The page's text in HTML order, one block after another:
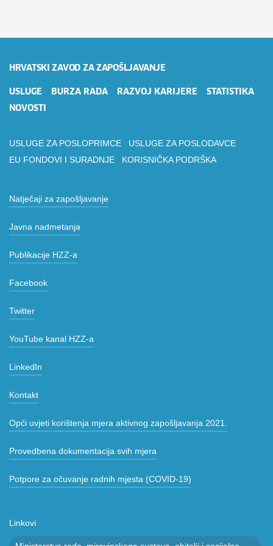
HRVATSKI ZAVOD ZA ZAPOŠLJAVANJE
USLUGE BURZA RADA RAZVOJ KARIJERE
STATISTIKA
NOVOSTI
USLUGE ZA POSLOPRIMCE
USLUGE ZA POSLODAVCE
EU FONDOVI I SURADNJE
KORISNIČKA PODRŠKA
Natječaji za zapošljavanje
Javna nadmetanja
Publikacije HZZ-a
Facebook
Twitter
YouTube kanal HZZ-a
LinkedIn
Kontakt
Opći uvjeti korištenja mjera aktivnog zapošljavanja 2021.
Provedbena dokumentacija svih mjera
Potpore za očuvanje radnih mjesta (COVID-19)
Linkovi